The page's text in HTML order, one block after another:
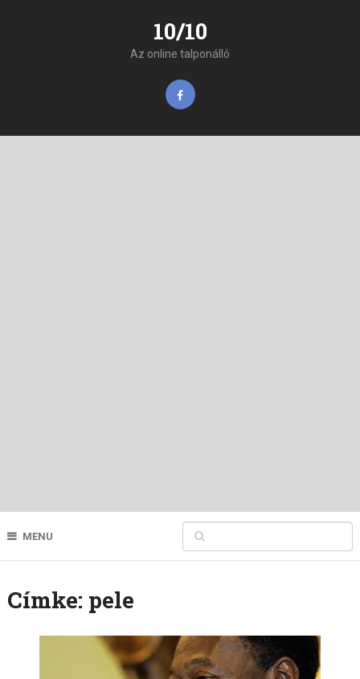
10/10
Az online talponálló
MENU
Címke: pele